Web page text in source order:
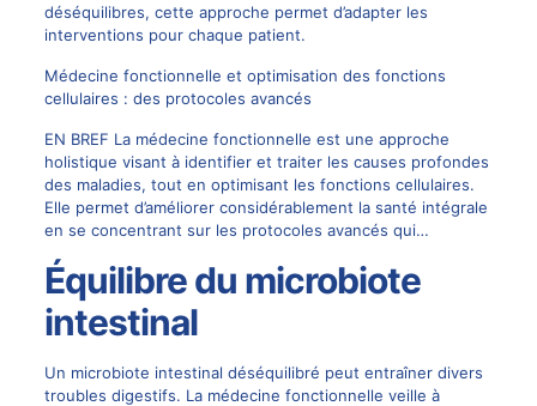
déséquilibres, cette approche permet d’adapter les
interventions pour chaque patient.
Médecine fonctionnelle et optimisation des fonctions
cellulaires : des protocoles avancés
EN BREF La médecine fonctionnelle est une approche
holistique visant à identifier et traiter les causes profondes
des maladies, tout en optimisant les fonctions cellulaires.
Elle permet d’améliorer considérablement la santé intégrale
en se concentrant sur les protocoles avancés qui…
Équilibre du microbiote
intestinal
Un microbiote intestinal déséquilibré peut entraîner divers
troubles digestifs. La médecine fonctionnelle veille à